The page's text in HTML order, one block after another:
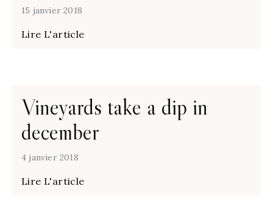
15 janvier 2018
Lire L'article
Vineyards take a dip in
december
4 janvier 2018
Lire L'article